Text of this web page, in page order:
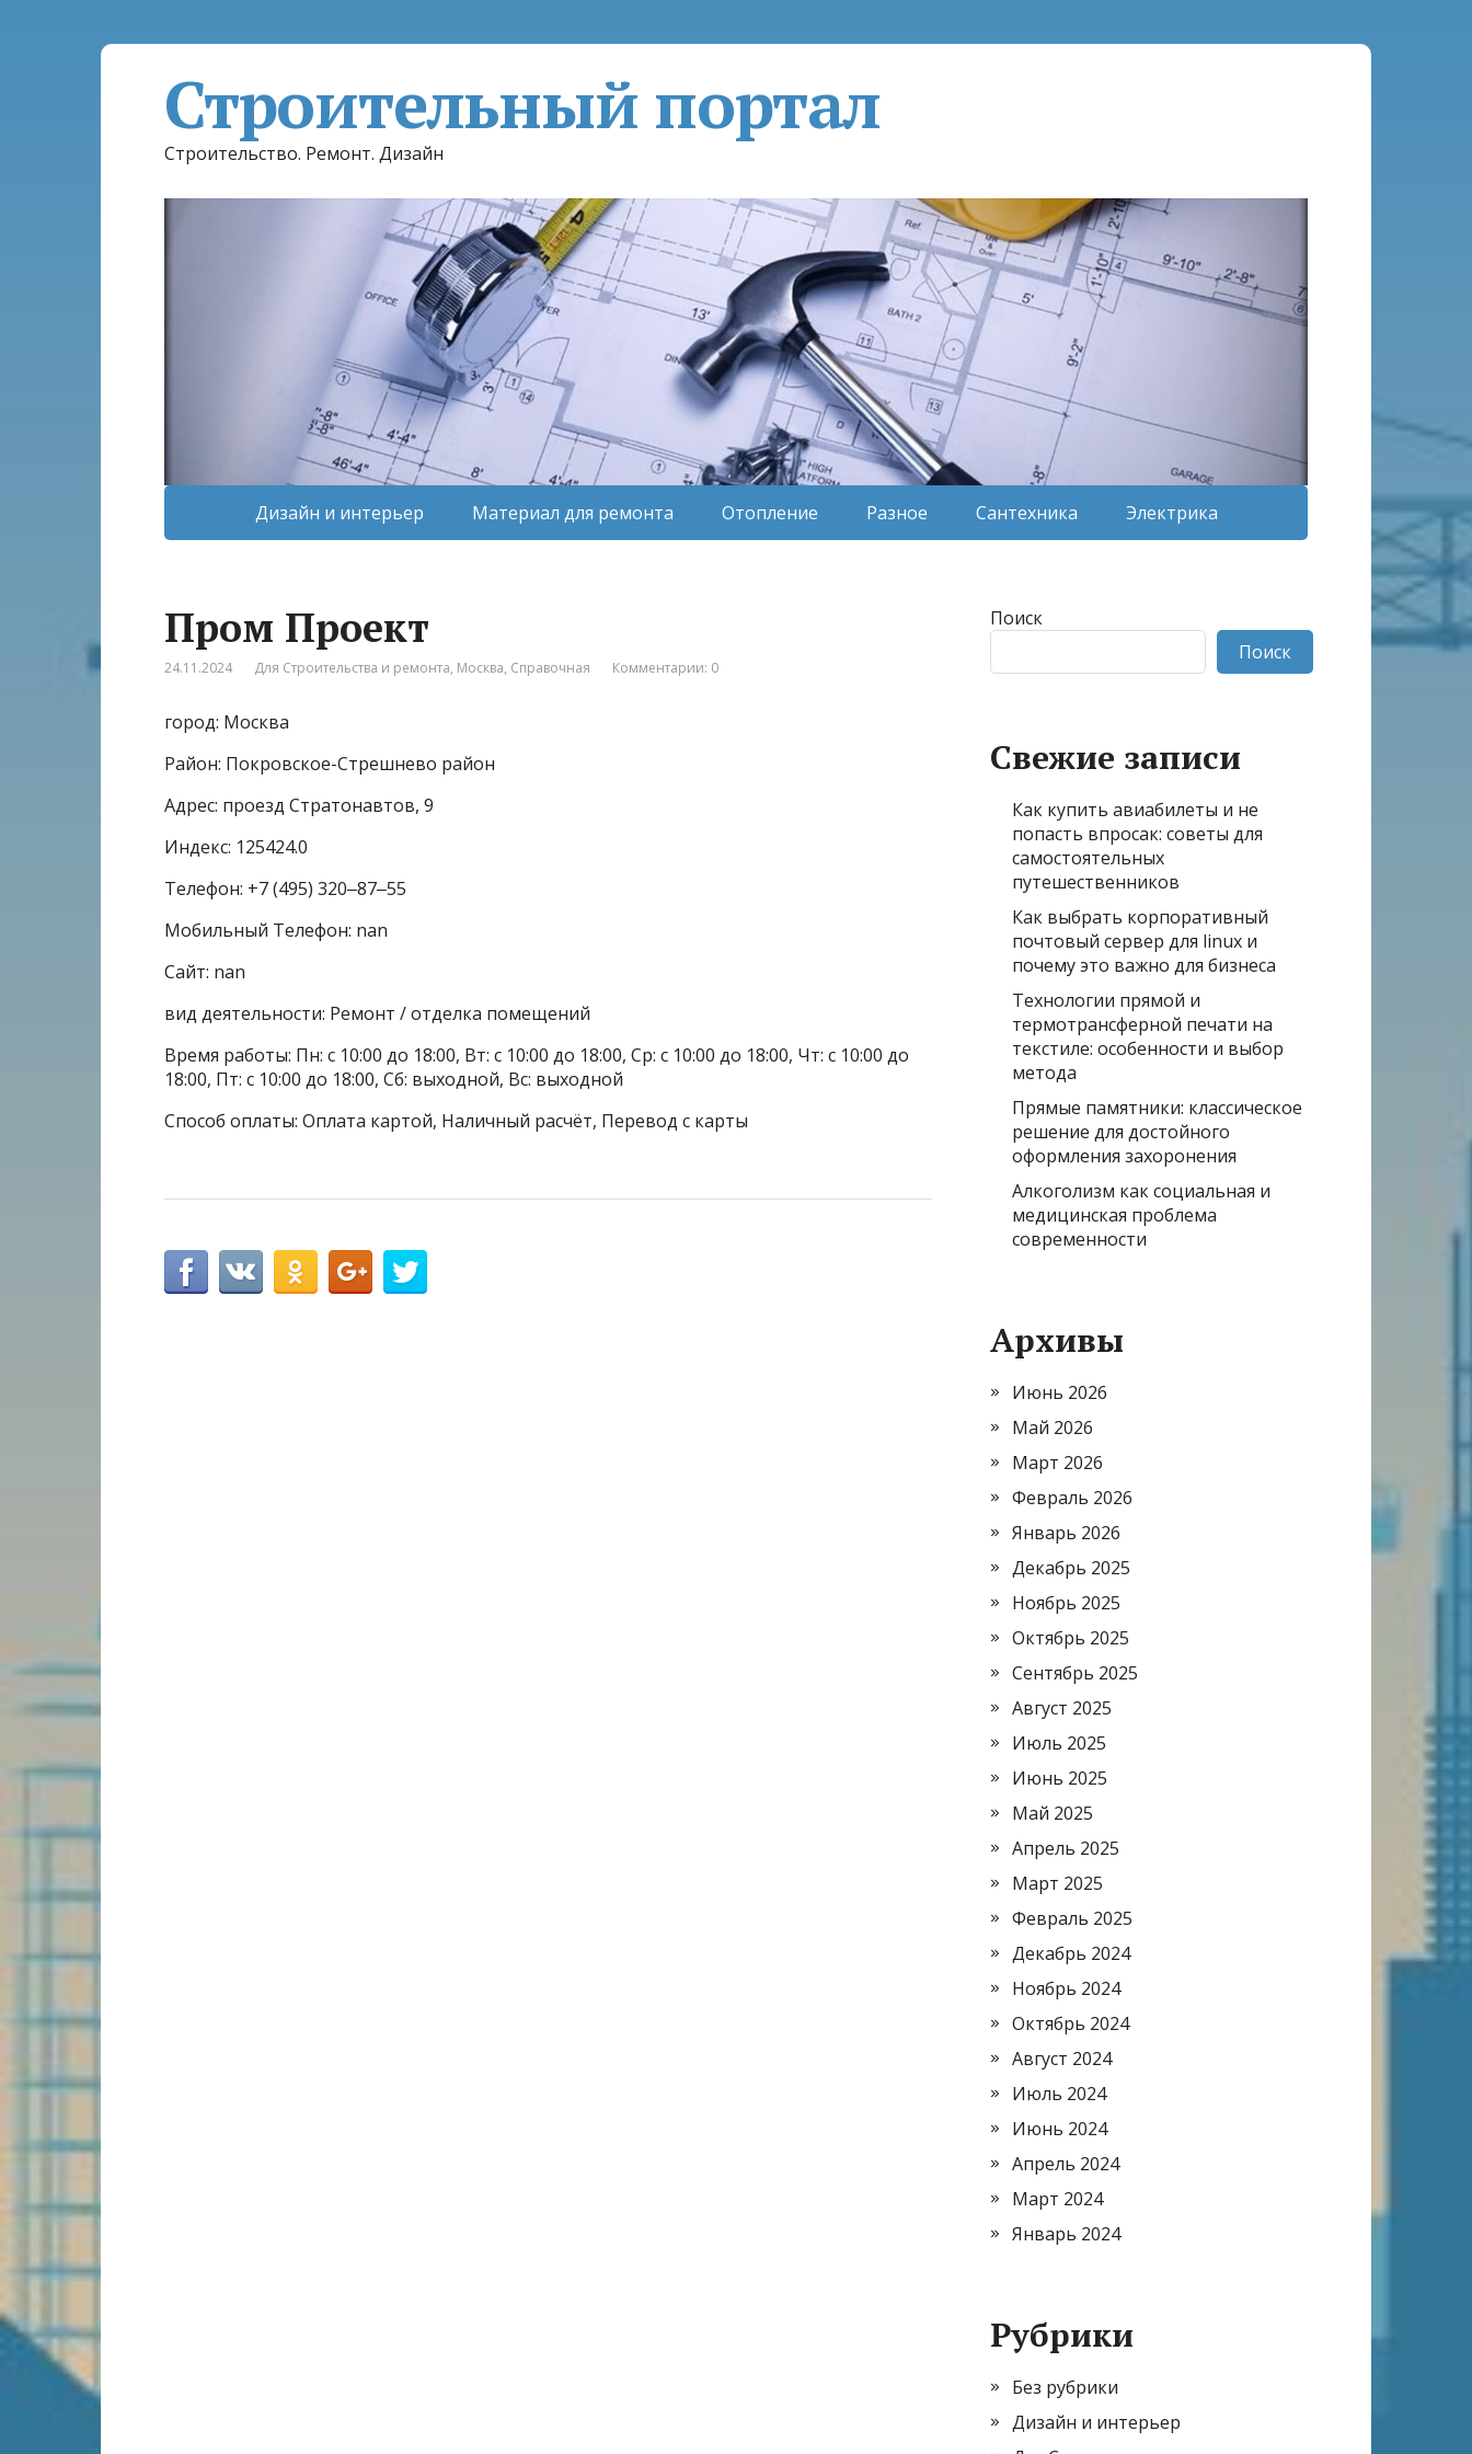
Строительный портал
Строительство. Ремонт. Дизайн
Дизайн и интерьер Материал для ремонта Отопление Разное Сантехника Электрика
Пром Проект
24.11.2024 Для Строительства и ремонта, Москва, Справочная Комментарии: 0
город: Москва
Район: Покровское-Стрешнево район
Адрес: проезд Стратонавтов, 9
Индекс: 125424.0
Телефон: +7 (495) 320‒87‒55
Мобильный Телефон: nan
Сайт: nan
вид деятельности: Ремонт / отделка помещений
Время работы: Пн: с 10:00 до 18:00, Вт: с 10:00 до 18:00, Ср: с 10:00 до 18:00, Чт: с 10:00 до
18:00, Пт: с 10:00 до 18:00, Сб: выходной, Вс: выходной
Способ оплаты: Оплата картой, Наличный расчёт, Перевод с карты
Поиск
Поиск
Свежие записи
Как купить авиабилеты и не
попасть впросак: советы для
самостоятельных
путешественников
Как выбрать корпоративный
почтовый сервер для linux и
почему это важно для бизнеса
Технологии прямой и
термотрансферной печати на
текстиле: особенности и выбор
метода
Прямые памятники: классическое
решение для достойного
оформления захоронения
Алкоголизм как социальная и
медицинская проблема
современности
Архивы
Июнь 2026
Май 2026
Март 2026
Февраль 2026
Январь 2026
Декабрь 2025
Ноябрь 2025
Октябрь 2025
Сентябрь 2025
Август 2025
Июль 2025
Июнь 2025
Май 2025
Апрель 2025
Март 2025
Февраль 2025
Декабрь 2024
Ноябрь 2024
Октябрь 2024
Август 2024
Июль 2024
Июнь 2024
Апрель 2024
Март 2024
Январь 2024
Рубрики
Без рубрики
Дизайн и интерьер